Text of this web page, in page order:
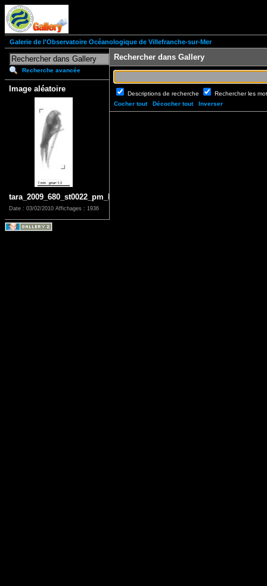
Galerie de l'Observatoire Océanologique de Villefranche-sur-Mer
Recherche avancée
Image aléatoire
tara_2009_680_st0022_pm_l_1_881
Date : 03/02/2010 Affichages : 1936
Rechercher dans Gallery
Descriptions de recherche
Rechercher les
Cocher tout
Décocher tout Inverser